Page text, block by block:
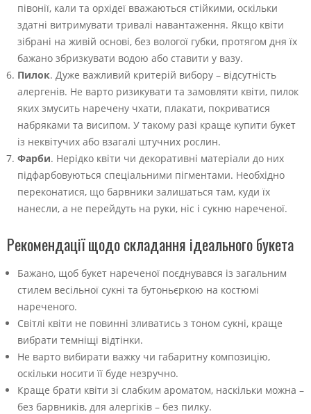
півонії, кали та орхідеї вважаються стійкими, оскільки
здатні витримувати тривалі навантаження. Якщо квіти
зібрані на живій основі, без вологої губки, протягом дня їх
бажано збризкувати водою або ставити у вазу.
Пилок. Дуже важливий критерій вибору – відсутність
алергенів. Не варто ризикувати та замовляти квіти, пилок
яких змусить наречену чхати, плакати, покриватися
набряками та висипом. У такому разі краще купити букет
із неквітучих або взагалі штучних рослин.
Фарби. Нерідко квіти чи декоративні матеріали до них
підфарбовуються спеціальними пігментами. Необхідно
переконатися, що барвники залишаться там, куди їх
нанесли, а не перейдуть на руки, ніс і сукню нареченої.
Рекомендації щодо складання ідеального букета
Бажано, щоб букет нареченої поєднувався із загальним
стилем весільної сукні та бутоньєркою на костюмі
нареченого.
Світлі квіти не повинні зливатись з тоном сукні, краще
вибрати темніщі відтінки.
Не варто вибирати важку чи габаритну композицію,
оскільки носити її буде незручно.
Краще брати квіти зі слабким ароматом, наскільки можна –
без барвників, для алергіків – без пилку.